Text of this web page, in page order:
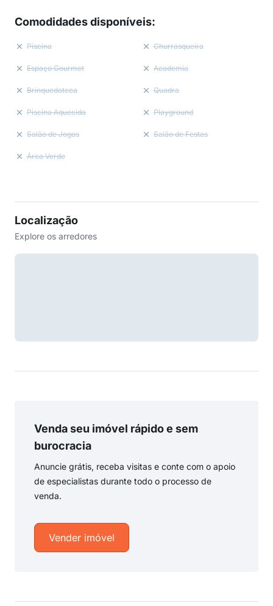
Comodidades disponíveis:
Piscina Churrasqueira
Espaço Gourmet Academia
Brinquedoteca Quadra
Piscina Aquecida Playground
Salão de Jogos Salão de Festas
Área Verde
Localização
Explore os arredores
Venda seu imóvel rápido e sem
burocracia
Anuncie grátis, receba visitas e conte com o apoio
de especialistas durante todo o processo de
venda.
Vender imóvel